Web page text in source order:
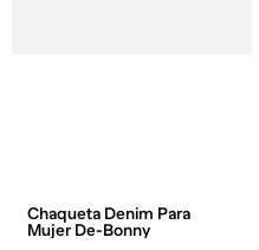
Chaqueta Denim Para
Mujer De-Bonny